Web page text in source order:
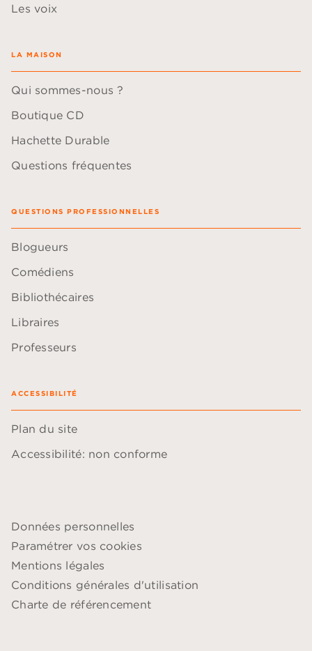
Les voix
LA MAISON
Qui sommes-nous ?
Boutique CD
Hachette Durable
Questions fréquentes
QUESTIONS PROFESSIONNELLES
Blogueurs
Comédiens
Bibliothécaires
Libraires
Professeurs
ACCESSIBILITÉ
Plan du site
Accessibilité: non conforme
Données personnelles
Paramétrer vos cookies
Mentions légales
Conditions générales d'utilisation
Charte de référencement